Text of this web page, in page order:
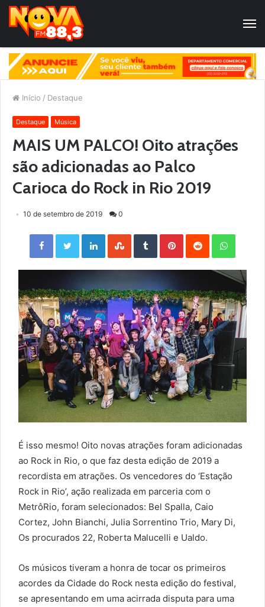
Início / Destaque
Destaque Música
MAIS UM PALCO! Oito atrações
são adicionadas ao Palco
Carioca do Rock in Rio 2019
10 de setembro de 2019 0
Facebook Twitter LinkedIn StumbleUpon Tumblr Pinterest Reddit
É isso mesmo! Oito novas atrações foram adicionadas
ao Rock in Rio, o que faz desta edição de 2019 a
recordista em atrações. Os vencedores do ‘Estação
Rock in Rio’, ação realizada em parceria com o
MetrôRio, foram selecionados: Bel Spalla, Caio
Cortez, John Bianchi, Julia Sorrentino Trio, Mary Di,
Os procurados 22, Roberta Malucelli e Ualdo.
Os músicos tiveram a honra de tocar os primeiros
acordes da Cidade do Rock nesta edição do festival,
se apresentando em uma acirrada disputa para uma